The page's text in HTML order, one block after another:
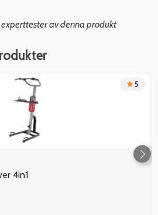
av denna produkt
5
4in1